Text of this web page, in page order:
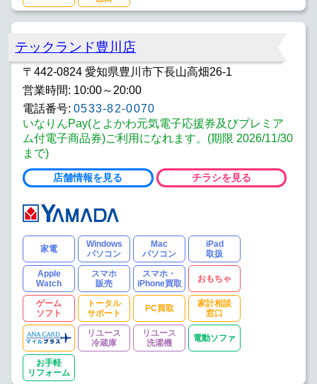
テックランド豊川店
〒442-0824 愛知県豊川市下長山高畑26-1
営業時間: 10:00～20:00
電話番号: 0533-82-0070
いなりんPay(とよかわ元気電子応援券及びプレミア
ム付電子商品券)ご利用になれます。(期限 2026/11/30
まで)
店舗情報を見る チラシを見る
家電
Windows
パソコン
Mac
パソコン
iPad
取扱
Apple
Watch
スマホ
販売
スマホ・
iPhone買取
おもちゃ
ゲーム
ソフト
トータル
サポート
PC買取
家計相談
窓口
リユース
冷蔵庫
リユース
洗濯機
電動ソファ
お手軽
リフォーム